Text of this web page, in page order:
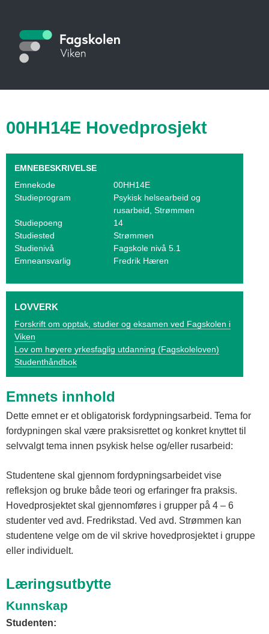
hovedinnhold
S
t
i
k
a
a
l
g
V
i
k
n
00HH14E Hovedprosjekt
EMNEBESKRIVELSE
Emnekode
00HH14E
Studieprogram
Psykisk helsearbeid og
rusarbeid, Strømmen
Studiepoeng
14
Studiested
Strømmen
Studienivå
Fagskole nivå 5.1
Emneansvarlig
Fredrik Hæren
LOVVERK
Forskrift om opptak, studier og eksamen ved Fagskolen i
Viken
Lov om høyere yrkesfaglig utdanning (Fagskoleloven)
Studenthåndbok
Emnets innhold
Dette emnet er et obligatorisk fordypningsarbeid. Tema for
fordypningen skal være praksisrettet og konkret knyttet til
selvvalgt tema innen psykisk helse og/eller rusarbeid:
Studentene skal gjennom fordypningsarbeidet vise
refleksjon og bruke både teori og erfaringer fra praksis.
Hovedprosjektet skal gjennomføres i grupper på 4 – 6
studenter ved avd. Fredrikstad. Ved avd. Strømmen kan
studentene velge om de vil skrive hovedprosjektet i gruppe
eller individuelt.
Læringsutbytte
Kunnskap
Studenten: